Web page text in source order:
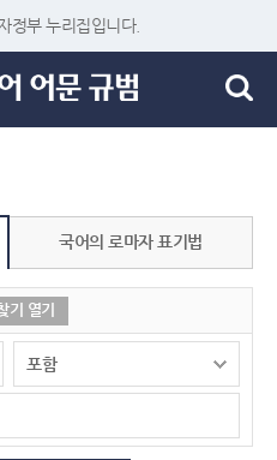
정부 누리집입니다.
국어의 로마자 표기법
기 열기